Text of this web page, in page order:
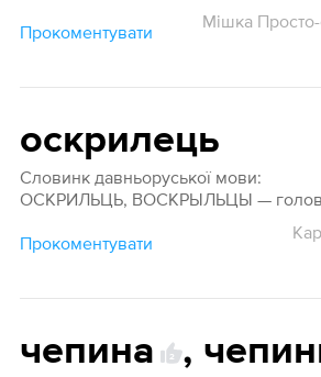
Прокоментувати
Мішка
оскрилець
Словинк давньоруської мови:
ОСКРИЛЬЦЬ, ВОСКРЫЛЬЦЫ —
Прокоментувати
чепина 2 ,